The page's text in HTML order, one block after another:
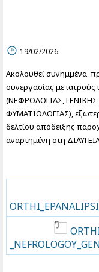
19/02/2026
Ακολουθεί συνημμένα
συνεργασίας με ιατρούς
(ΝΕΦΡΟΛΟΓΙΑΣ,
ΦΥΜΑΤΙΟΛΟΓΙΑΣ),
δελτίου απόδειξης
αναρτημένη στη